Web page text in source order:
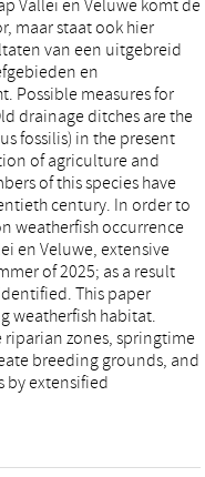
Vallei en Veluwe komt de
maar staat ook hier
van een uitgebreid
en
Possible measures for
drainage ditches are the
fossilis) in the present
of agriculture and
of this species have
century. In order to
weatherfish occurrence
en Veluwe, extensive
of 2025; as a result
This paper
weatherfish habitat.
zones, springtime
breeding grounds, and
by extensified